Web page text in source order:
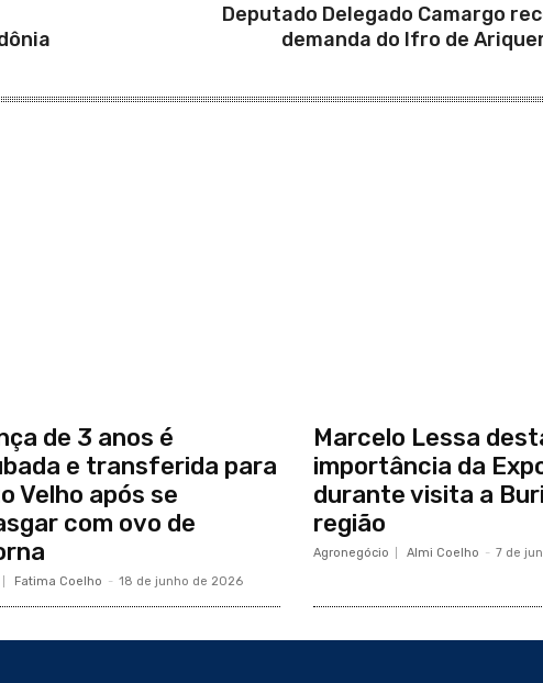
Deputado Delegado Camargo
demanda do Ifro de
de 3 anos é
e transferida para
Velho após se
com ovo de
Fatima Coelho - 18 de junho de 2026
Marcelo Lessa
importância da
durante visita a
região
Agronegócio Almi Coelho - 7 de